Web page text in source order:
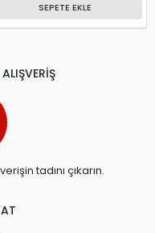
SEPETE EKLE
tadını çıkarın.